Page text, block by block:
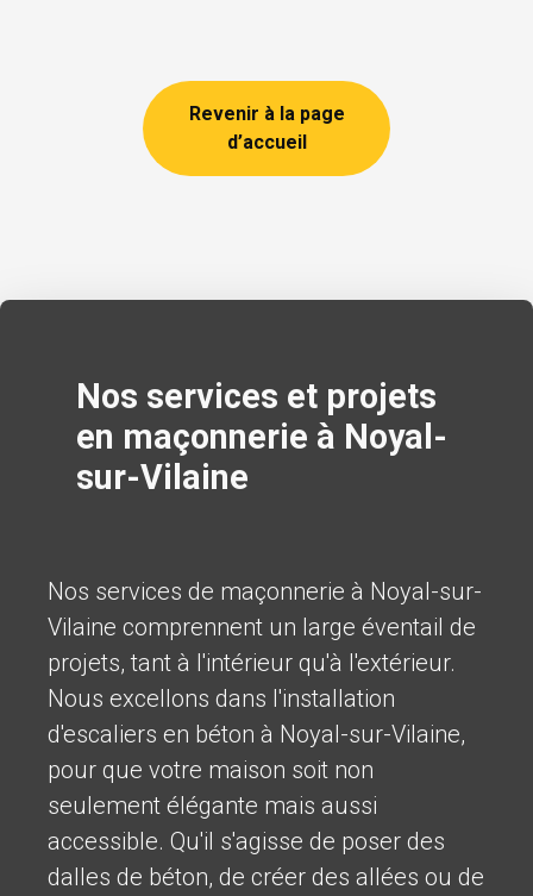
Revenir à la page
d’accueil
Nos services et projets
en maçonnerie à Noyal-
sur-Vilaine
Nos services de maçonnerie à Noyal-sur-
Vilaine comprennent un large éventail de
projets, tant à l'intérieur qu'à l'extérieur.
Nous excellons dans l'installation
d'escaliers en béton à Noyal-sur-Vilaine,
pour que votre maison soit non
seulement élégante mais aussi
accessible. Qu'il s'agisse de poser des
dalles de béton, de créer des allées ou de